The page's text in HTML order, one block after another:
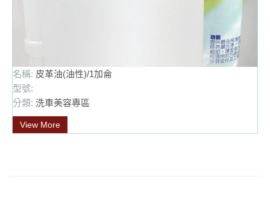
名稱: 皮革油(油性)/1加侖
型號:
分類: 洗車美容專區
View More